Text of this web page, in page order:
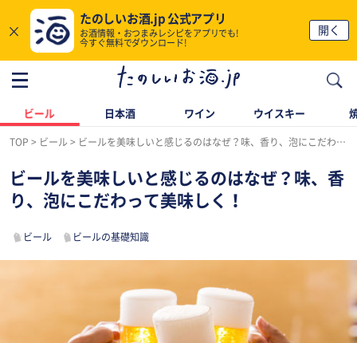
×
たのしいお酒.jp 公式アプリ
お酒情報・おつまみレシピをアプリでも!
今すぐ無料でダウンロード!
開く
ビール 日本酒 ワイン ウイスキー
TOP ビール ビールを美味しいと感じるのはなぜ？味、香り、泡にこだわって美味しく！
ビールを美味しいと感じるのはなぜ？味、香
り、泡にこだわって美味しく！
ビール ビールの基礎知識